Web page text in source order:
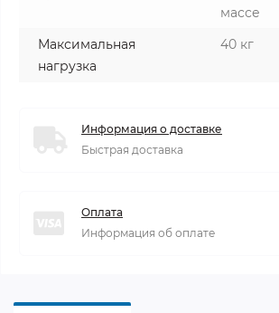
массе
Максимальная
нагрузка
40 кг
Информация о доставке
Быстрая доставка
Оплата
Информация об оплате